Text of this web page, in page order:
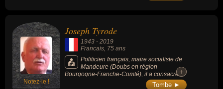
Notez-le !
Joseph Tyrode
1943 - 2019
Francais , 75 ans
Politicien français, maire socialiste de
Mandeure (Doubs en région
Bourgogne-Franche-Comté), il a consacré
plus de 40 ans à la vie politique.
+
+
Tombe ►